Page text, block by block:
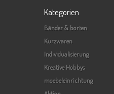
Kategorien
Bänder & borten
Kurzwaren
Individualisierung
Kreative Hobbys
moebeleinrichtung